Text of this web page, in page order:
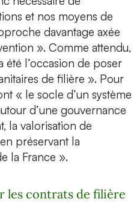
et nos moyens de
davantage axée
». Comme attendu,
été l’occasion de poser
de filière ». Pour
« le socle d’un système
d’une gouvernance
la valorisation de
préservant la
la France ».
les contrats de filière